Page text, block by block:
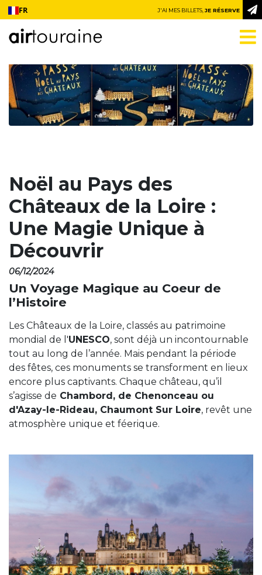
Aller au contenu
FR J'AI MES BILLETS,JE RÉSERVE
Noël au Pays des
Châteaux de la Loire :
Une Magie Unique à
Découvrir
06/12/2024
Un Voyage Magique au Coeur de
l’Histoire
Les Châteaux de la Loire, classés au patrimoine
mondial de l'UNESCO, sont déjà un incontournable
tout au long de l’année. Mais pendant la période
des fêtes, ces monuments se transforment en lieux
encore plus captivants. Chaque château, qu’il
s’agisse de Chambord, de Chenonceau ou
d'Azay-le-Rideau, Chaumont Sur Loire, revêt une
atmosphère unique et féerique.